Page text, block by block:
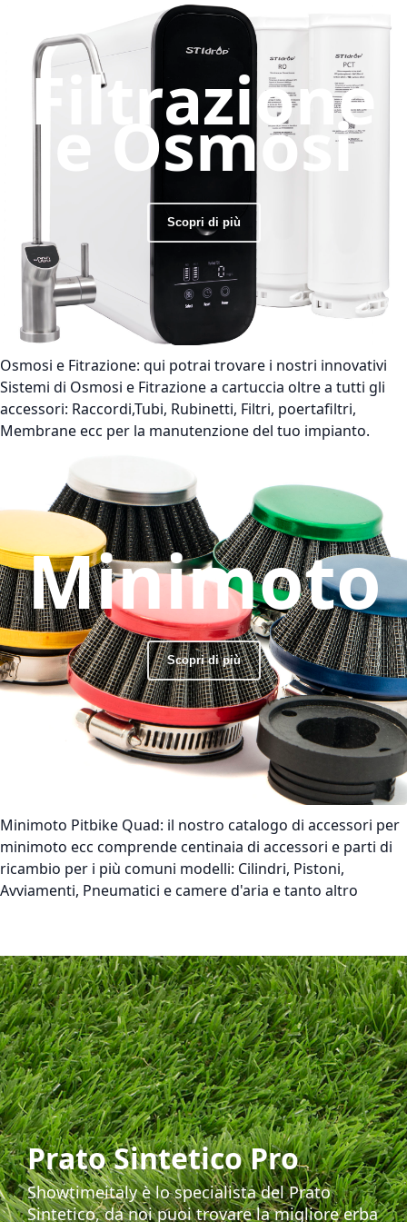
Filtrazione
e Osmosi
Scopri di più
Osmosi e Fitrazione: qui potrai trovare i nostri innovativi
Sistemi di Osmosi e Fitrazione a cartuccia oltre a tutti gli
accessori: Raccordi,Tubi, Rubinetti, Filtri, poertafiltri,
Membrane ecc per la manutenzione del tuo impianto.
Minimoto
Scopri di più
Minimoto Pitbike Quad: il nostro catalogo di accessori per
minimoto ecc comprende centinaia di accessori e parti di
ricambio per i più comuni modelli: Cilindri, Pistoni,
Avviamenti, Pneumatici e camere d'aria e tanto altro
Prato Sintetico Pro
Showtimeitaly è lo specialista del Prato
Sintetico, da noi puoi trovare la migliore erba